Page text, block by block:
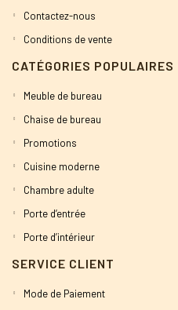
Contactez-nous
Conditions de vente
CATÉGORIES POPULAIRES
Meuble de bureau
Chaise de bureau
Promotions
Cuisine moderne
Chambre adulte
Porte d’entrée
Porte d’intérieur
SERVICE CLIENT
Mode de Paiement